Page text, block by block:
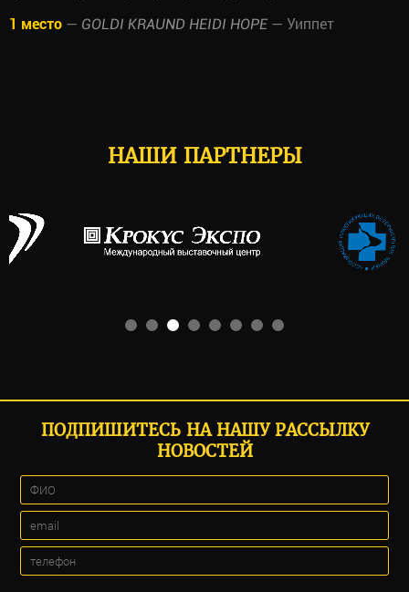
1 место — GOLDI KRAUND HEIDI HOPE — Уиппет
НАШИ ПАРТНЕРЫ
ПОДПИШИТЕСЬ НА НАШУ РАССЫЛКУ
НОВОСТЕЙ